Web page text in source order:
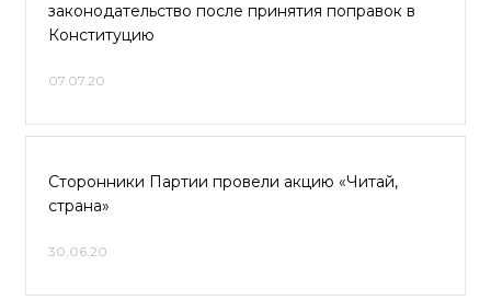
законодательство после принятия поправок в
Конституцию
07.07.20
Сторонники Партии провели акцию «Читай,
страна»
30.06.20